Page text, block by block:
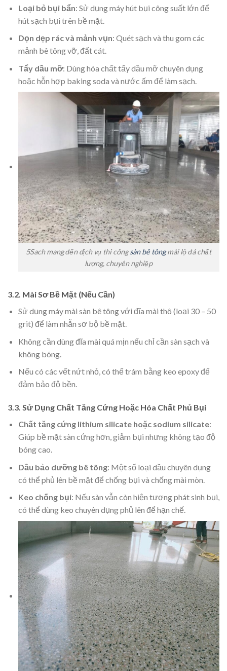
Loại bỏ bụi bẩn: Sử dụng máy hút bụi công suất lớn để
hút sạch bụi trên bề mặt.
Dọn dẹp rác và mảnh vụn: Quét sạch và thu gom các
mảnh bê tông vỡ, đất cát.
Tẩy dầu mỡ: Dùng hóa chất tẩy dầu mỡ chuyên dụng
hoặc hỗn hợp baking soda và nước ấm để làm sạch.
5Sach mang đến dịch vụ thi côngsàn bê tôngmài lộ đá chất
lượng, chuyên nghiệp
3.2. Mài Sơ Bề Mặt (Nếu Cần)
Sử dụng máy mài sàn bê tông với đĩa mài thô (loại 30 – 50
grit) để làm nhẵn sơ bộ bề mặt.
Không cần dùng đĩa mài quá mịn nếu chỉ cần sàn sạch và
không bóng.
Nếu có các vết nứt nhỏ, có thể trám bằng keo epoxy để
đảm bảo độ bền.
3.3. Sử Dụng Chất Tăng Cứng Hoặc Hóa Chất Phủ Bụi
Chất tăng cứng lithium silicate hoặc sodium silicate:
Giúp bề mặt sàn cứng hơn, giảm bụi nhưng không tạo độ
bóng cao.
Dầu bảo dưỡng bê tông: Một số loại dầu chuyên dụng
có thể phủ lên bề mặt để chống bụi và chống mài mòn.
Keo chống bụi: Nếu sàn vẫn còn hiện tượng phát sinh bụi,
có thể dùng keo chuyên dụng phủ lên để hạn chế.